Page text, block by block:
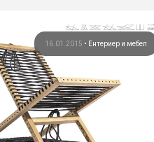
16.01.2015 • Ентериер и мебел